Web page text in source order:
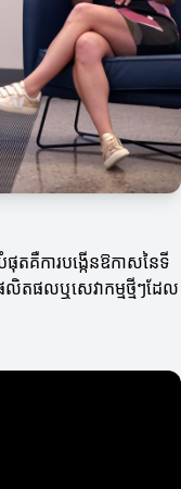
តគឺការបង្កើនឱកាសនៃទី
ផលិតផលឬសេវាកម្មថ្មីៗដែល